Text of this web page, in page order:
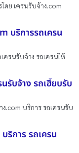
ดย เครนรับจ้าง.com
บริการรถเครน
ครนรับจ้าง รถเครนให้
รับจ้าง รถเฮี๊ยบรับ
.com บริการ รถเครนรับ
ริการ รถเครน